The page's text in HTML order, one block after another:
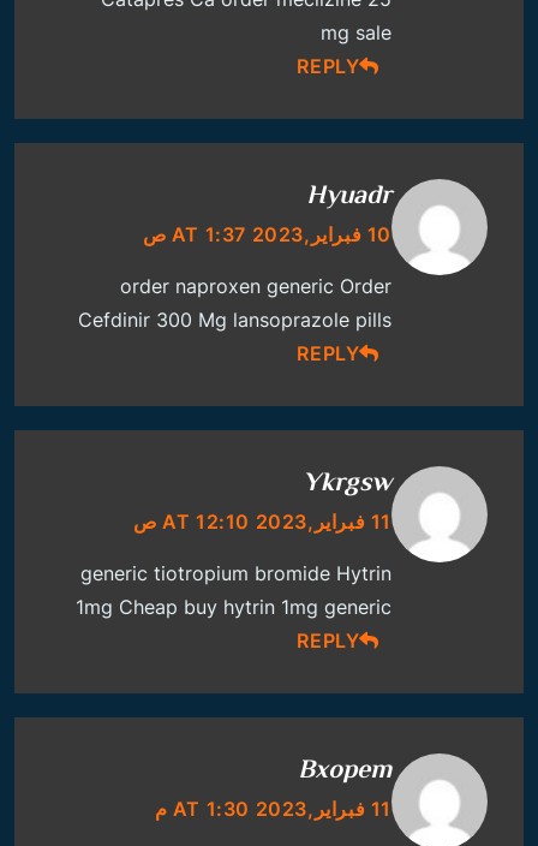
mg sale
REPLY
Hyuadr
10 فبراير,2023 AT 1:37 ص
order naproxen generic Order
Cefdinir 300 Mg lansoprazole pills
REPLY
Ykrgsw
11 فبراير,2023 AT 12:10 ص
generic tiotropium bromide Hytrin
1mg Cheap buy hytrin 1mg generic
REPLY
Bxopem
11 فبراير,2023 AT 1:30 م